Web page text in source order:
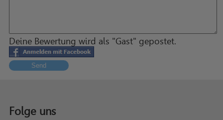
Deine Bewertung wird als "Gast" gepostet.
Send
Folge uns